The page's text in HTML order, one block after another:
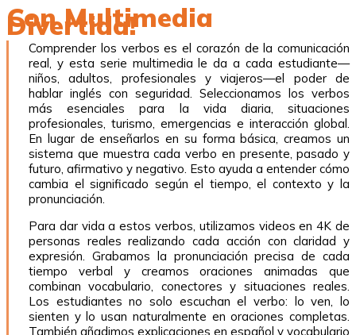
Con Multimedia
Divertida!
Comprender los verbos es el corazón de la comunicación
real, y esta serie multimedia le da a cada estudiante—
niños, adultos, profesionales y viajeros—el poder de
hablar inglés con seguridad. Seleccionamos los verbos
más esenciales para la vida diaria, situaciones
profesionales, turismo, emergencias e interacción global.
En lugar de enseñarlos en su forma básica, creamos un
sistema que muestra cada verbo en presente, pasado y
futuro, afirmativo y negativo. Esto ayuda a entender cómo
cambia el significado según el tiempo, el contexto y la
pronunciación.
Para dar vida a estos verbos, utilizamos videos en 4K de
personas reales realizando cada acción con claridad y
expresión. Grabamos la pronunciación precisa de cada
tiempo verbal y creamos oraciones animadas que
combinan vocabulario, conectores y situaciones reales.
Los estudiantes no solo escuchan el verbo: lo ven, lo
sienten y lo usan naturalmente en oraciones completas.
También añadimos explicaciones en español y vocabulario